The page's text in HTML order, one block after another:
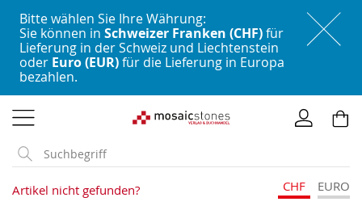
Bitte wählen Sie Ihre Währung:
Sie können in Schweizer Franken (CHF)für
Lieferung in der Schweiz und Liechtenstein
oder Euro (EUR)für die Lieferung in Europa
bezahlen.
zum
Inhalt
Artikel nicht gefunden? CHF EURO